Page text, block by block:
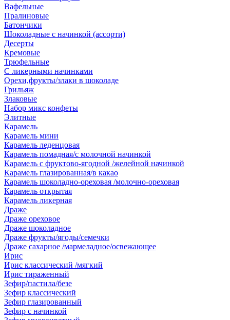
Вафельные
Пралиновые
Батончики
Шоколадные с начинкой (ассорти)
Десерты
Кремовые
Трюфельные
С ликерными начинками
Орехи,фрукты/злаки в шоколаде
Грильяж
Злаковые
Набор микс конфеты
Элитные
Карамель
Карамель мини
Карамель леденцовая
Карамель помадная/с молочной начинкой
Карамель с фруктово-ягодной /желейной начинкой
Карамель глазированная/в какао
Карамель шоколадно-ореховая /молочно-ореховая
Карамель открытая
Карамель ликерная
Драже
Драже ореховое
Драже шоколадное
Драже фрукты/ягоды/семечки
Драже сахарное /мармеладное/освежающее
Ирис
Ирис классический /мягкий
Ирис тираженный
Зефир/пастила/безе
Зефир классический
Зефир глазированный
Зефир с начинкой